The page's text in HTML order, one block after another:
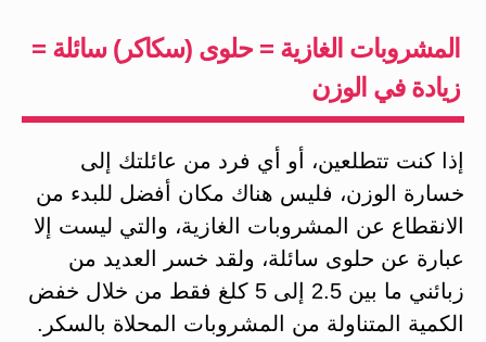
المشروبات الغازية = حلوى (سكاكر) سائلة =
زيادة في الوزن
إذا كنت تتطلعين، أو أي فرد من عائلتك إلى
خسارة الوزن، فليس هناك مكان أفضل للبدء من
الانقطاع عن المشروبات الغازية، والتي ليست إلا
عبارة عن حلوى سائلة، ولقد خسر العديد من
زبائني ما بين 2.5 إلى 5 كلغ فقط من خلال خفض
الكمية المتناولة من المشروبات المحلاة بالسكر.